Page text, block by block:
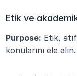
Etik ve
Purpose: Etik,
konularını ele alın.